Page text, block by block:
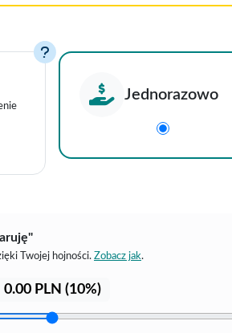
Jednorazowo
Twojej hojności. Zobacz jak.
0.00PLN (10%)